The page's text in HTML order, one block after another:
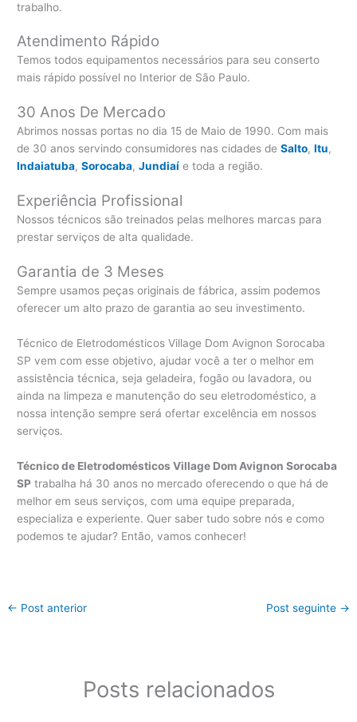
trabalho.
Atendimento Rápido
Temos todos equipamentos necessários para seu conserto
mais rápido possível no Interior de São Paulo.
30 Anos De Mercado
Abrimos nossas portas no dia 15 de Maio de 1990. Com mais
de 30 anos servindo consumidores nas cidades deSalto,Itu,
Indaiatuba,Sorocaba,Jundiaí e toda a região.
Experiência Profissional
Nossos técnicos são treinados pelas melhores marcas para
prestar serviços de alta qualidade.
Garantia de 3 Meses
Sempre usamos peças originais de fábrica, assim podemos
oferecer um alto prazo de garantia ao seu investimento.
Técnico de Eletrodomésticos Village Dom Avignon Sorocaba
SP vem com esse objetivo, ajudar você a ter o melhor em
assistência técnica, seja geladeira, fogão ou lavadora, ou
ainda na limpeza e manutenção do seu eletrodoméstico, a
nossa intenção sempre será ofertar excelência em nossos
serviços.
Técnico de Eletrodomésticos Village Dom Avignon Sorocaba
SP trabalha há 30 anos no mercado oferecendo o que há de
melhor em seus serviços, com uma equipe preparada,
especializa e experiente. Quer saber tudo sobre nós e como
podemos te ajudar? Então, vamos conhecer!
← Post anterior Post seguinte →
Posts relacionados